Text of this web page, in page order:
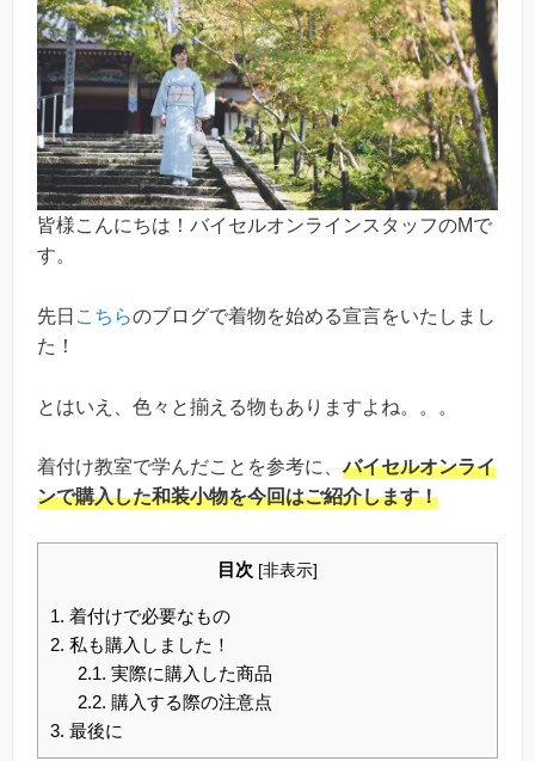
皆様こんにちは！バイセルオンラインスタッフのMで
す。
先日 こちらのブログで着物を始める宣言をいたしまし
た！
とはいえ、色々と揃える物もありますよね。。。
着付け教室で学んだことを参考に、バイセルオンライ
ンで購入した和装小物を今回はご紹介します！
目次 [非表示]
1. 着付けで必要なもの
2. 私も購入しました！
2.1. 実際に購入した商品
2.2. 購入する際の注意点
3. 最後に